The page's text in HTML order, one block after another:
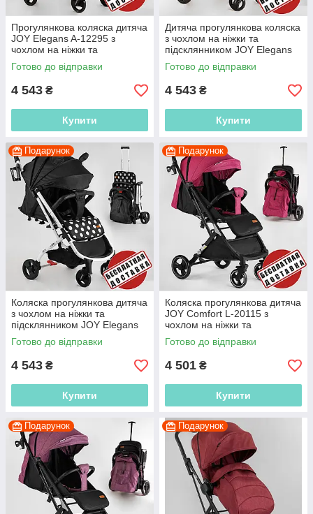
Прогулянкова коляска дитяча
JOY Elegans A-12295 з
чохлом на ніжки та
підсклянником, з
алюмінієвою рамою
Готово до відправки
4 543 ₴
Купити
Дитяча прогулянкова коляска
з чохлом на ніжки та
підсклянником JOY Elegans
A-16207 алюмінієвою рамою
Готово до відправки
4 543 ₴
Купити
Подарунок
Коляска прогулянкова дитяча
з чохлом на ніжки та
підсклянником JOY Elegans
A-43081 з алюмінієвою
рамою
Готово до відправки
4 543 ₴
Купити
Подарунок
Коляска прогулянкова дитяча
JOY Comfort L-20115 з
чохлом на ніжки та
підсклянником, рожева
Готово до відправки
4 501 ₴
Купити
Подарунок Подарунок